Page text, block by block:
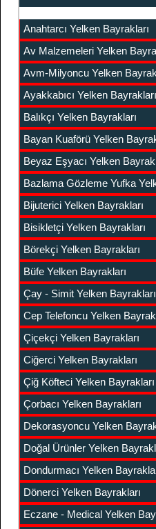
Anahtarcı Yelken Bayrakları
Av Malzemeleri Yelken
Avm-Milyoncu Yelken
Ayakkabıcı Yelken Bayrakları
Balıkçı Yelken Bayrakları
Bayan Kuaförü Yelken
Beyaz Eşyacı Yelken
Bazlama Gözleme Yufka
Bijuterici Yelken Bayrakları
Bisikletçi Yelken Bayrakları
Börekçi Yelken Bayrakları
Büfe Yelken Bayrakları
Çay - Simit Yelken Bayrakları
Cep Telefoncu Yelken
Çiçekçi Yelken Bayrakları
Ciğerci Yelken Bayrakları
Çiğ Köfteci Yelken Bayrakları
Çorbacı Yelken Bayrakları
Dekorasyoncu Yelken
Doğal Ürünler Yelken
Dondurmacı Yelken
Dönerci Yelken Bayrakları
Eczane - Medical Yelken